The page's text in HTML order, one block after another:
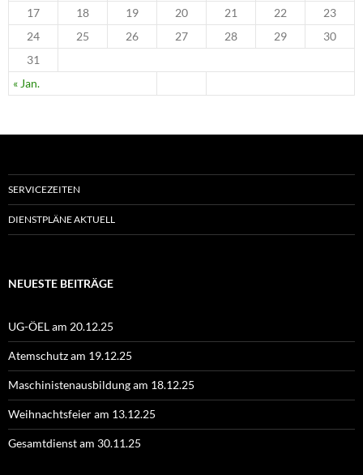
« Jan.
17
18 19 20 21 22
23
24
25 26 27 28 29
30
31
SERVICEZEITEN
DIENSTPLÄNE AKTUELL
NEUESTE BEITRÄGE
UG-ÖEL am 20.12.25
Atemschutz am 19.12.25
Maschinistenausbildung am 18.12.25
Weihnachtsfeier am 13.12.25
Gesamtdienst am 30.11.25